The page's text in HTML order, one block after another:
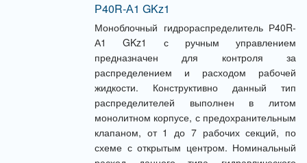
Р40R-А1 GKz1
Моноблочный гидрораспределитель Р40R-
А1 GKz1 с ручным управлением
предназначен для контроля за
распределением и расходом рабочей
жидкости. Конструктивно данный тип
распределителей выполнен в литом
монолитном корпусе, с предохранительным
клапаном, от 1 до 7 рабочих секций, по
схеме с открытым центром. Номинальный